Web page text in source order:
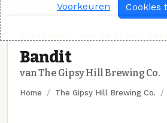
Bandit
van The Gipsy Hill Brewing Co.
Home The Gipsy Hill Brewing Co.
Voorkeuren Cookies